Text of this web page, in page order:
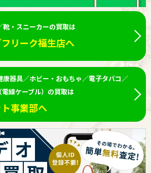
靴・スニーカーの買取は
リーク福生店へ
康器具／ホビー・おもちゃ／電子タバコ／
電線ケーブル）の買取は
事業部へ